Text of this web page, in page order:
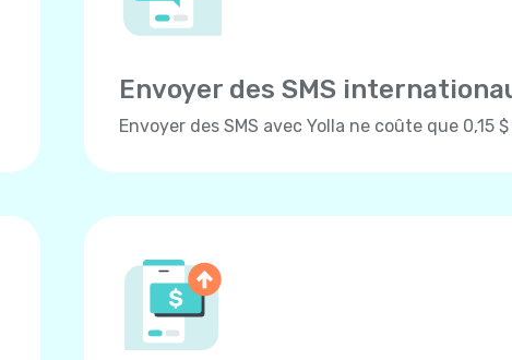
Envoyer des SMS
Envoyer des SMS avec Yolla ne coûte que 0,15